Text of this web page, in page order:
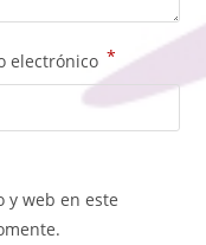
electrónico *
y web en este